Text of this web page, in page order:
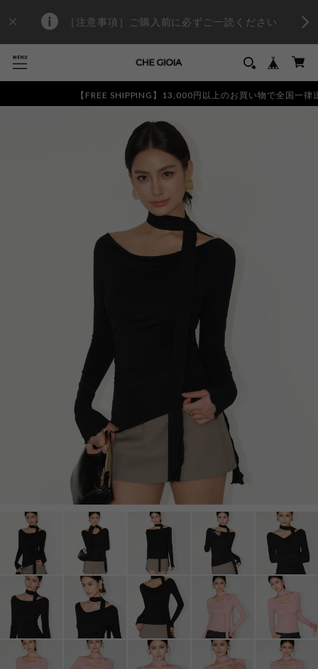
［注意事項］ご購入前に必ずご一読ください
【FREE SHIPPING】13,000円以上のお買い物で全国一律送